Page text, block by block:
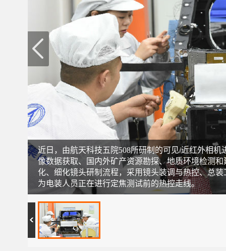
近日，由航天科技五院508所研制的可见/近红外相
像数据获取、国内外矿产资源勘探、地质环境检测
化、细化镜头研制流程，采用镜头装调与热控、总
为电装人员正在进行定焦测试前的热控走线。